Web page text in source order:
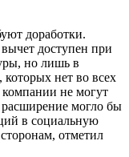
доработки.
доступен при
но лишь в
нет во всех
не могут
расширение могло бы
в социальную
отметил